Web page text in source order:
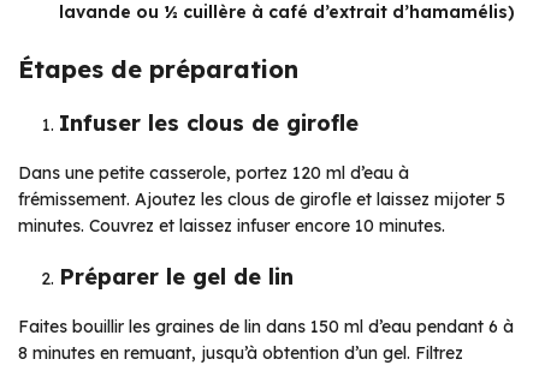
lavande ou ½ cuillère à café d’extrait d’hamamélis)
Étapes de préparation
Infuser les clous de girofle
Dans une petite casserole, portez 120 ml d’eau à
frémissement. Ajoutez les clous de girofle et laissez mijoter 5
minutes. Couvrez et laissez infuser encore 10 minutes.
Préparer le gel de lin
Faites bouillir les graines de lin dans 150 ml d’eau pendant 6 à
8 minutes en remuant, jusqu’à obtention d’un gel. Filtrez